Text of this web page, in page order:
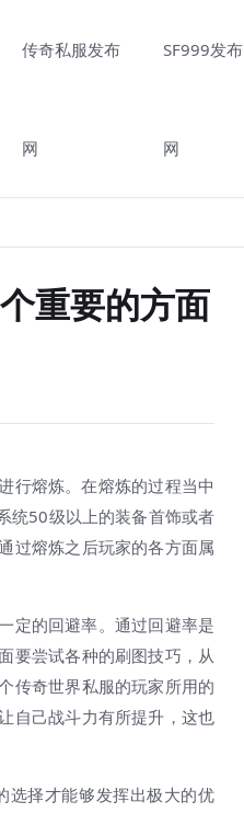
传奇私服发布
网
SF999发布
网
重要的方面
熔炼。在熔炼的过程当中
统50级以上的装备首饰或者
过熔炼之后玩家的各方面属
的回避率。通过回避率是
要尝试各种的刷图技巧，从
传奇世界私服的玩家所用的
自己战斗力有所提升，这也
择才能够发挥出极大的优